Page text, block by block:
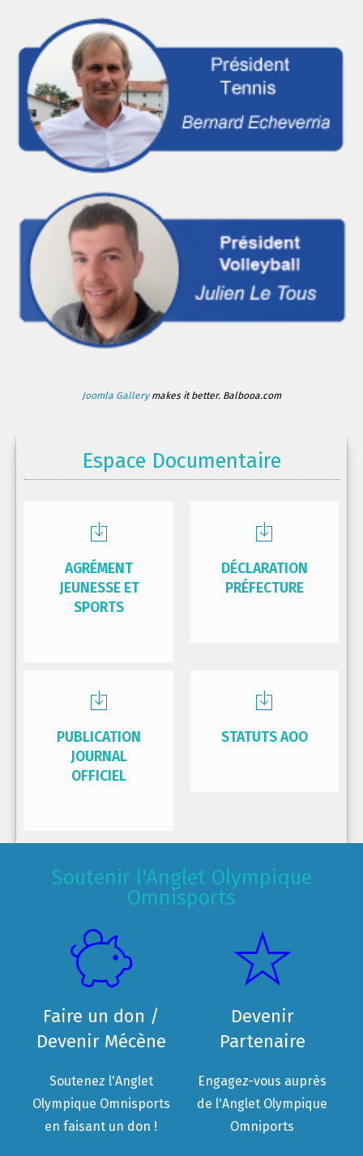
Joomla Gallerymakes it better. Balbooa.com
Espace Documentaire
AGRÉMENT
JEUNESSE ET
SPORTS
DÉCLARATION
PRÉFECTURE
PUBLICATION
JOURNAL
OFFICIEL
STATUTS AOO
Soutenir l'Anglet Olympique
Omnisports
Faire un don /
Devenir Mécène
Soutenez l'Anglet
Olympique Omnisports
en faisant un don !
Devenir
Partenaire
Engagez-vous auprès
de l'Anglet Olympique
Omniports